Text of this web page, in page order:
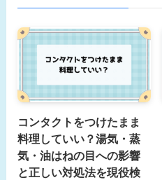
コンタクトをつけたまま
料理していい？湯気・蒸
気・油はねの目への影響
と正しい対処法を現役検